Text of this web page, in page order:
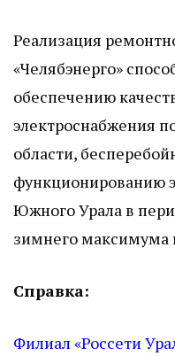
Реализация
«Челябэнерго»
обеспечению
электроснабжения
области,
функционированию
Южного Урала в
зимнего максимума
Справка:
Филиал «Россети